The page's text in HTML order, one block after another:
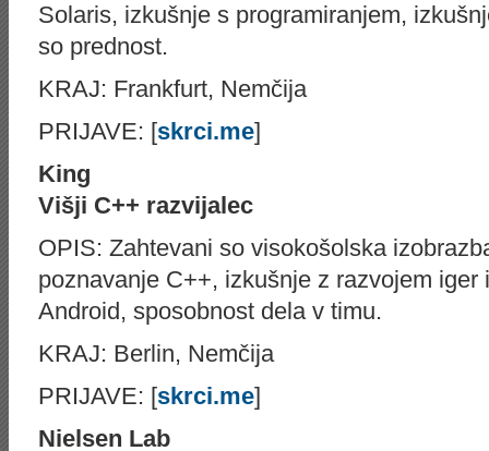
Solaris, izkušnje s programiranjem,
so prednost.
KRAJ: Frankfurt, Nemčija
PRIJAVE: [skrci.me]
King
Višji C++ razvijalec
OPIS: Zahtevani so visokošolska
poznavanje C++, izkušnje z razvojem
Android, sposobnost dela v timu.
KRAJ: Berlin, Nemčija
PRIJAVE: [skrci.me]
Nielsen Lab